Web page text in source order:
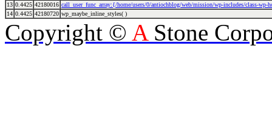
13 0.4425 42180016 call_user_func_array:{/home/users/0/antiochblog/web/mission/wp-includes/class-wp-
14 0.4425 42180720 wp_maybe_inline_styles( )
Copyright © A Stone